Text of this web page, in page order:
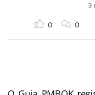
3
0 0